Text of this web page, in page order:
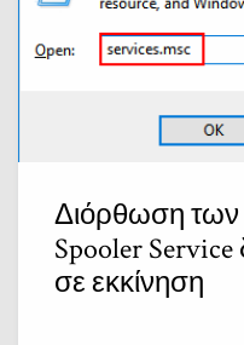
Διόρθωση των
Spooler
σε εκκίνηση